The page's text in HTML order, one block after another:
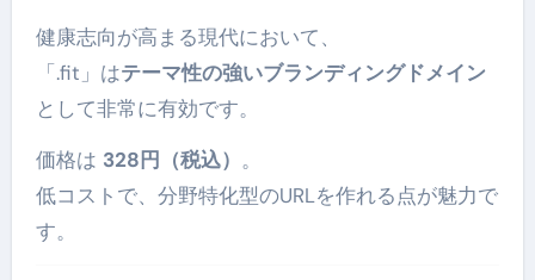
健康志向が高まる現代において、
「.fit」はテーマ性の強いブランディングドメイン
として非常に有効です。
価格は 328円（税込） 。
低コストで、分野特化型のURLを作れる点が魅力で
す。